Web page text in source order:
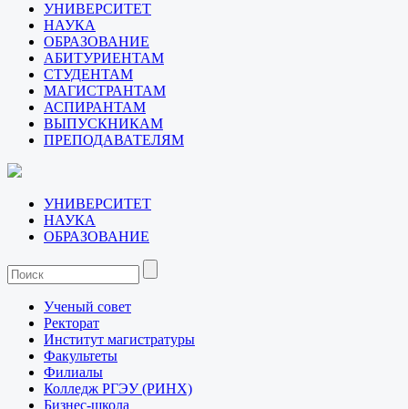
УНИВЕРСИТЕТ
НАУКА
ОБРАЗОВАНИЕ
АБИТУРИЕНТАМ
СТУДЕНТАМ
МАГИСТРАНТАМ
АСПИРАНТАМ
ВЫПУСКНИКАМ
ПРЕПОДАВАТЕЛЯМ
УНИВЕРСИТЕТ
НАУКА
ОБРАЗОВАНИЕ
Ученый совет
Ректорат
Институт магистратуры
Факультеты
Филиалы
Колледж РГЭУ (РИНХ)
Бизнес-школа